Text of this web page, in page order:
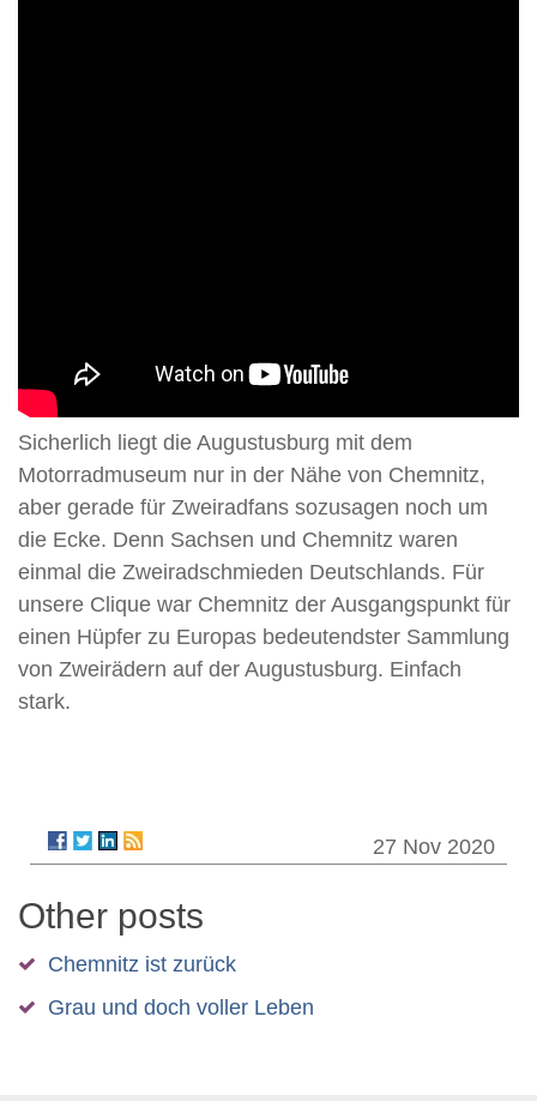
Sicherlich liegt die Augustusburg mit dem
Motorradmuseum nur in der Nähe von Chemnitz,
aber gerade für Zweiradfans sozusagen noch um
die Ecke. Denn Sachsen und Chemnitz waren
einmal die Zweiradschmieden Deutschlands. Für
unsere Clique war Chemnitz der Ausgangspunkt für
einen Hüpfer zu Europas bedeutendster Sammlung
von Zweirädern auf der Augustusburg. Einfach
stark.
27 Nov 2020
Other posts
Chemnitz ist zurück
Grau und doch voller Leben